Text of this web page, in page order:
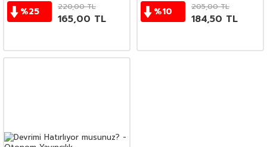
%25 220,00TL
165,00 TL
%10 205,00TL
184,50 TL